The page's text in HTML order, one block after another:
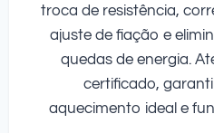
troca de resistência,
ajuste de fiação e
quedas de energia.
certificado,
aquecimento ideal e